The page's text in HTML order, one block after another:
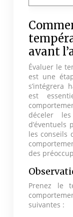
avant
Évaluer le
est une
s’intégrera
est
déceler
d’éventuels
les conseils
des
Prenez le
suivantes :